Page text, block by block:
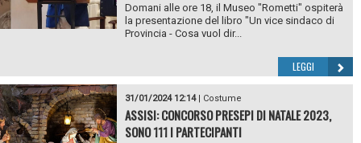
Domani alle ore 18, il Museo "Rometti" ospiterà
la presentazione del libro "Un vice sindaco di
Provincia - Cosa vuol dir...
LEGGI
31/01/2024 12:14| Costume
ASSISI: CONCORSO PRESEPI DI NATALE 2023,
SONO 111 I PARTECIPANTI